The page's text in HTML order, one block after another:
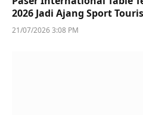
2026 Jadi Ajang Sport
21/07/2026 3:08 PM